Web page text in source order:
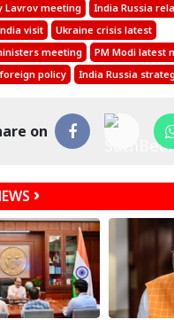
Lavrov meeting
India Russia
visit
Ukraine crisis latest
meeting
PM Modi latest
policy
India Russia
on